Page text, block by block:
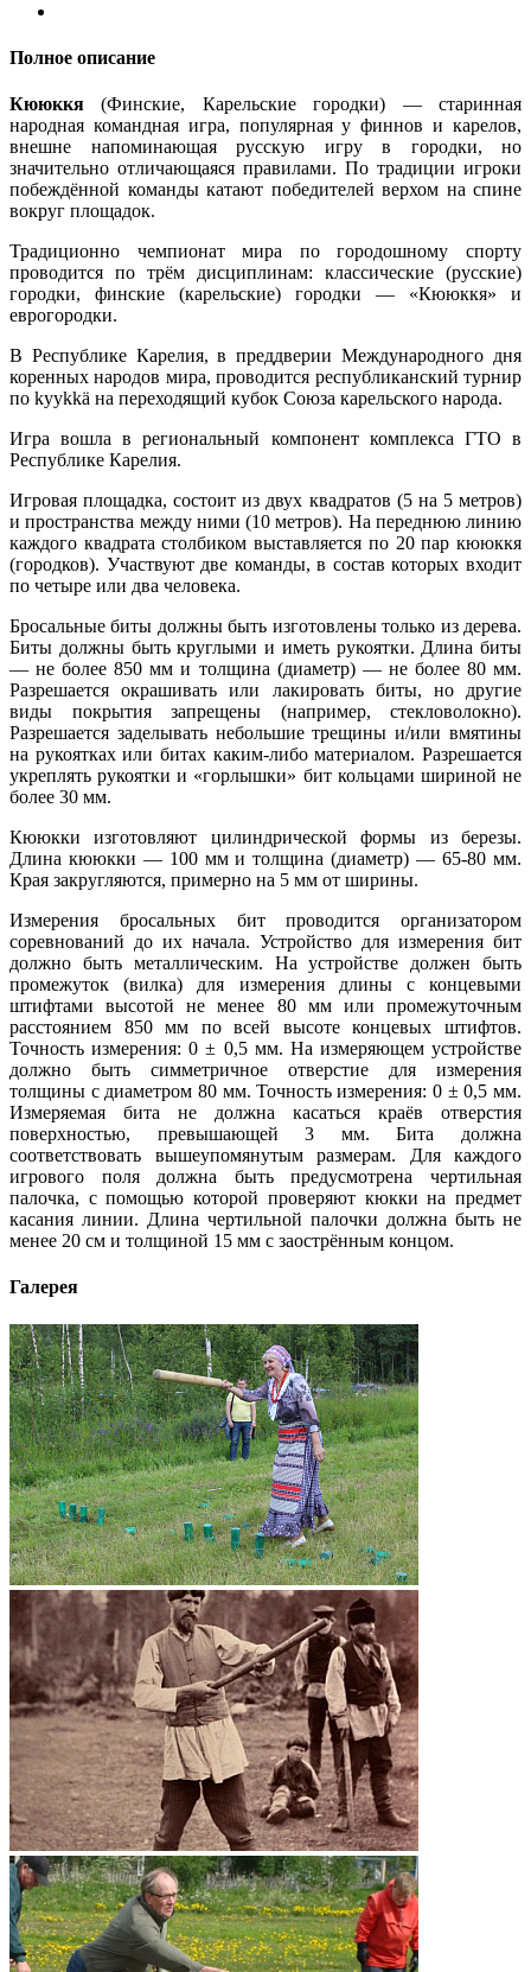
Полное описание
Кююккя (Финские, Карельские городки) — старинная
народная командная игра, популярная у финнов и карелов,
внешне напоминающая русскую игру в городки, но
значительно отличающаяся правилами. По традиции игроки
побеждённой команды катают победителей верхом на спине
вокруг площадок.
Традиционно чемпионат мира по городошному спорту
проводится по трём дисциплинам: классические (русские)
городки, финские (карельские) городки — «Кююккя» и
еврогородки.
В Республике Карелия, в преддверии Международного дня
коренных народов мира, проводится республиканский турнир
по kyykkä на переходящий кубок Союза карельского народа.
Игра вошла в региональный компонент комплекса ГТО в
Республике Карелия.
Игровая площадка, состоит из двух квадратов (5 на 5 метров)
и пространства между ними (10 метров). На переднюю линию
каждого квадрата столбиком выставляется по 20 пар кююккя
(городков). Участвуют две команды, в состав которых входит
по четыре или два человека.
Бросальные биты должны быть изготовлены только из дерева.
Биты должны быть круглыми и иметь рукоятки. Длина биты
— не более 850 мм и толщина (диаметр) — не более 80 мм.
Разрешается окрашивать или лакировать биты, но другие
виды покрытия запрещены (например, стекловолокно).
Разрешается заделывать небольшие трещины и/или вмятины
на рукоятках или битах каким-либо материалом. Разрешается
укреплять рукоятки и «горлышки» бит кольцами шириной не
более 30 мм.
Кююкки изготовляют цилиндрической формы из березы.
Длина кююкки — 100 мм и толщина (диаметр) — 65-80 мм.
Края закругляются, примерно на 5 мм от ширины.
Измерения бросальных бит проводится организатором
соревнований до их начала. Устройство для измерения бит
должно быть металлическим. На устройстве должен быть
промежуток (вилка) для измерения длины с концевыми
штифтами высотой не менее 80 мм или промежуточным
расстоянием 850 мм по всей высоте концевых штифтов.
Точность измерения: 0 ± 0,5 мм. На измеряющем устройстве
должно быть симметричное отверстие для измерения
толщины с диаметром 80 мм. Точность измерения: 0 ± 0,5 мм.
Измеряемая бита не должна касаться краёв отверстия
поверхностью, превышающей 3 мм. Бита должна
соответствовать вышеупомянутым размерам. Для каждого
игрового поля должна быть предусмотрена чертильная
палочка, с помощью которой проверяют кюкки на предмет
касания линии. Длина чертильной палочки должна быть не
менее 20 см и толщиной 15 мм с заострённым концом.
Галерея